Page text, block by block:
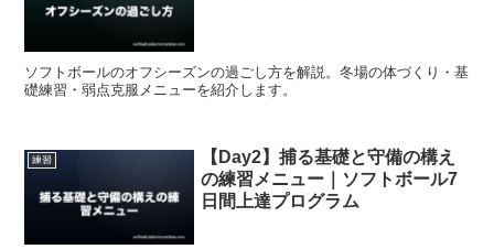
ソフトボールのオフシーズンの過ごし方を解説。冬場の体づくり・基
礎練習・弱点克服メニューを紹介します。
練習
【Day2】捕る基礎と守備の構え
の練習メニュー｜ソフトボール7
日間上達プログラム